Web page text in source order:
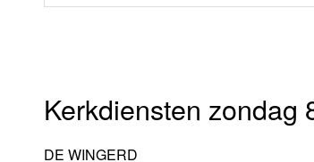
Kerkdiensten zondag
DE WINGERD